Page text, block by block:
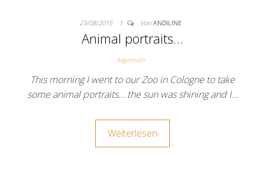
23/08/2015 1 Von ANDILINE
Animal portraits…
Allgemein
This morning I went to our Zoo in Cologne to take
some animal portraits… the sun was shining and I…
Weiterlesen